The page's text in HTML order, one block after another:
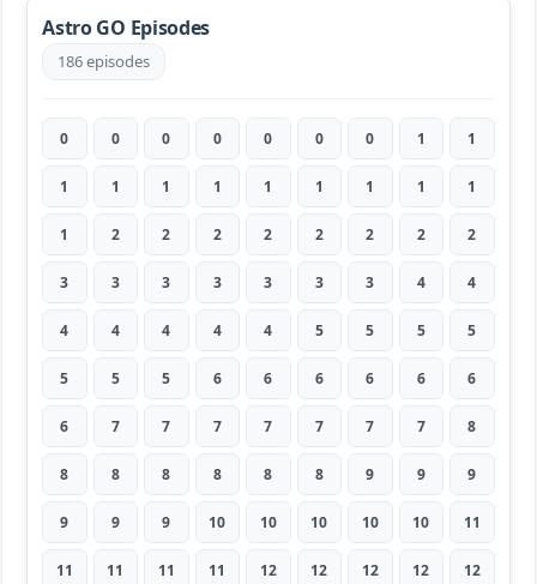
Astro GO Episodes
186 episodes
0 0 0 0 0 0 0 1 1
1 1 1 1 1 1 1 1 1
1 2 2 2 2 2 2 2 2
3 3 3 3 3 3 3 4 4
4 4 4 4 4 5 5 5 5
5 5 5 6 6 6 6 6 6
6 7 7 7 7 7 7 7 8
8 8 8 8 8 8 9 9 9
9 9 9 10 10 10 10 10 11
11 11 11 11 12 12 12 12 12